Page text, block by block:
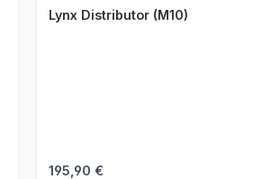
Lynx Distributor (M10)
Regulärer Preis:
195,90 €